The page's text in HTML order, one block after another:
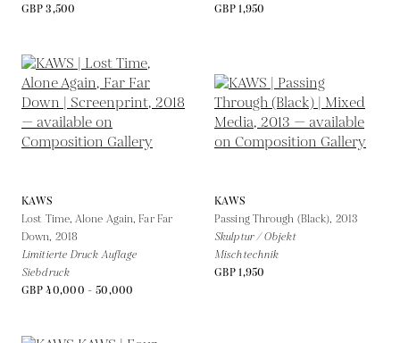
GBP 3,500
GBP 1,950
KAWS
Lost Time, Alone Again, Far Far
Down, 2018
Limitierte Druck Auflage
Siebdruck
GBP 40,000 - 50,000
KAWS
Passing Through (Black), 2013
Skulptur / Objekt
Mischtechnik
GBP 1,950